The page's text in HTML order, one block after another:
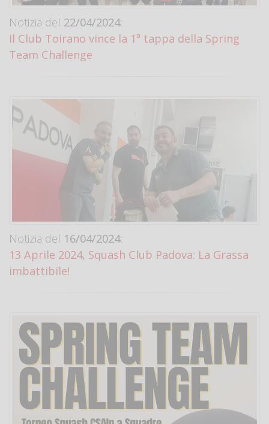
Notizia del 22/04/2024:
Il Club Toirano vince la 1ª tappa della Spring
Team Challenge
Notizia del 16/04/2024:
13 Aprile 2024, Squash Club Padova: La Grassa
imbattibile!